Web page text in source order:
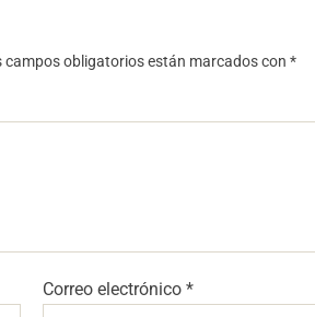
campos obligatorios están marcados con *
Correo electrónico*